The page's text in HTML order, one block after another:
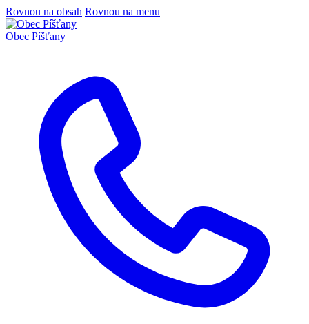
Rovnou na obsah Rovnou na menu
Obec Píšťany